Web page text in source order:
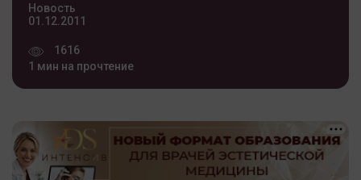
Новость
01.12.2011
1616
1 мин на прочтение